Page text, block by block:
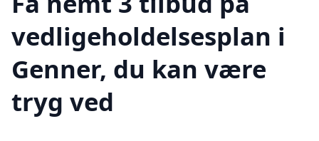
vedligeholdelsesplan i
Genner, du kan være
tryg ved